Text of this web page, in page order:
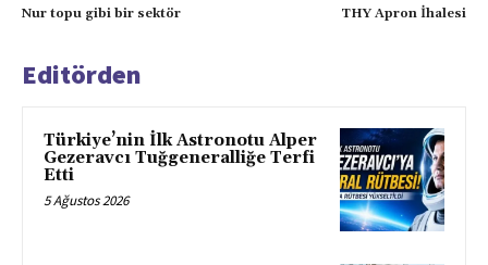
Nur topu gibi bir sektör THY Apron İhalesi
Editörden
Türkiye’nin İlk Astronotu Alper
Gezeravcı Tuğgeneralliğe Terfi
Etti
5 Ağustos 2026